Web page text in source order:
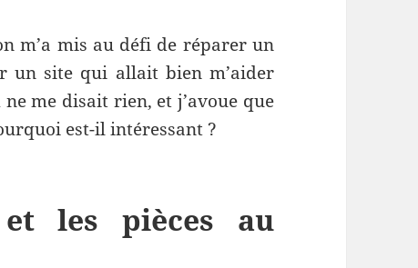
m’a mis au défi de réparer un
un site qui allait bien m’aider
ne me disait rien, et j’avoue que
est-il intéressant ?
les pièces au